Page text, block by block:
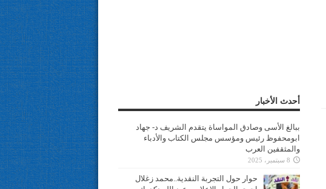
أحدث الأخبار
ببالغ الأسى وصادق المواساة يتقدم الشريف د- جهاد
ابومحفوظ رئيس ومؤسس مجلس الكتاب والأدباء
والمثقفين العرب
8 سبتمبر، 2025
حوار حول التجربة النقدية..محمد زغلال